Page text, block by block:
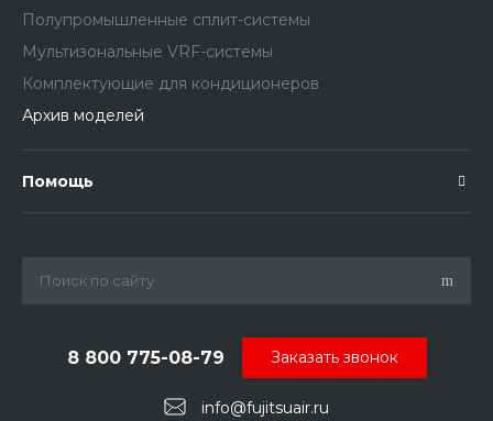
Полупромышленные сплит-системы
Мультизональные VRF-системы
Комплектующие для кондиционеров
Архив моделей
Помощь
info@fujitsuair.ru
8 800 775-08-79 Заказать звонок